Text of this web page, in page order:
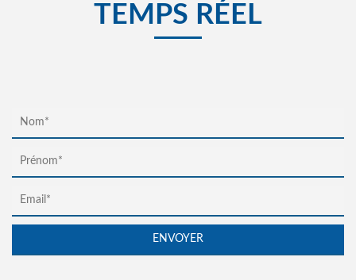
TEMPS RÉEL